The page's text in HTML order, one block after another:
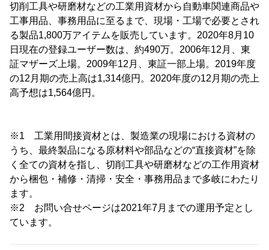
切削工具や研磨材などの工業用資材から自動車関連商品や
工事用品、事務用品に至るまで、現場・工場で必要とされ
る製品1,800万アイテムを販売しています。2020年8月10
日現在の登録ユーザー数は、約490万。2006年12月、東
証マザーズ上場。2009年12月、東証一部上場。2019年度
の12月期の売上高は1,314億円。2020年度の12月期の売上
高予想は1,564億円。
※1 工業用間接資材とは、製造業の現場における資材の
うち、最終製品になる原材料や部品などの“直接資材”を除
く全ての資材を指し、切削工具や研磨材などの工作用資材
から梱包・補修・清掃・安全・事務用品まで多岐にわたり
ます。
※2 お問い合せページは2021年7月までの運用予定とし
ています。